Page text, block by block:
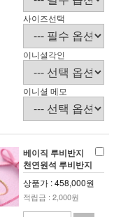
사이즈선택
이니셜각인
이니셜 메모
베이직 루비반지
천연원석 루비반지
상품가 : 458,000원
적립금 : 2,000원